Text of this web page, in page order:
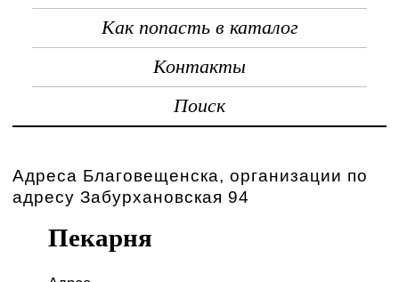
Как попасть в каталог
Контакты
Поиск
Адреса Благовещенска, организации по
адресу Забурхановская 94
Пекарня